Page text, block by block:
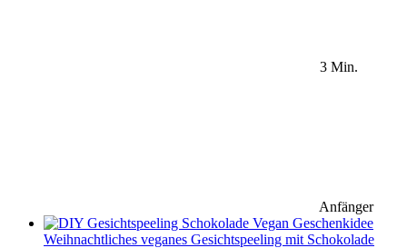
3 Min.
Anfänger
Weihnachtliches veganes Gesichtspeeling mit Schokolade